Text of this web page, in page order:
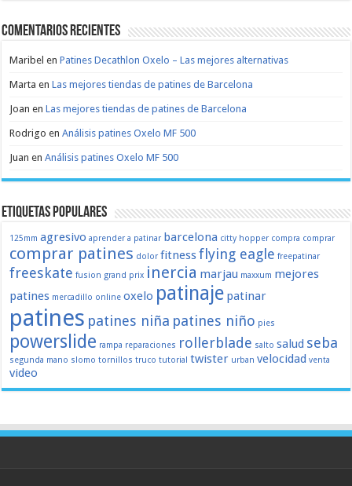
Comentarios recientes
Maribel enPatines Decathlon Oxelo – Las mejores alternativas
Marta enLas mejores tiendas de patines de Barcelona
Joan enLas mejores tiendas de patines de Barcelona
Rodrigo enAnálisis patines Oxelo MF 500
Juan enAnálisis patines Oxelo MF 500
Etiquetas populares
125mm agresivo aprender a patinar barcelona citty hopper compra comprar
comprar patines dolor fitnessflying eagle freepatinar
freeskate fusion grand prix inercia marjau maxxum mejores
patines mercadillo online oxelo patinaje patinar
patines patines niña patines niño pies
powerslide rampa reparaciones rollerblade salto salud seba
segunda mano slomo tornillos truco tutorial twister urban velocidad venta
video